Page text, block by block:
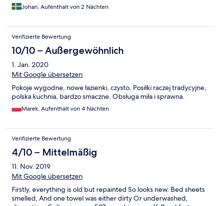
Johan, Aufenthalt von 2 Nächten
Verifizierte Bewertung
10/10 – Außergewöhnlich
1. Jan. 2020
Mit Google übersetzen
Pokoje wygodne, nowe łazienki, czysto. Posiłki raczej tradycyjne,
polska kuchnia, bardzo smaczne. Obsługa miła i sprawna.
Marek, Aufenthalt von 4 Nächten
Verifizierte Bewertung
4/10 – Mittelmäßig
11. Nov. 2019
Mit Google übersetzen
Firstly, everything is old but repainted So looks new. Bed sheets
smelled, And one towel was either dirty Or underwashed,